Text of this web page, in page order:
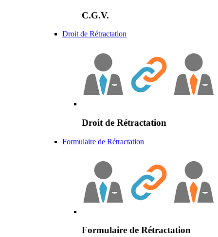
C.G.V.
Droit de Rétractation
Droit de Rétractation
Formulaire de Rétractation
Formulaire de Rétractation